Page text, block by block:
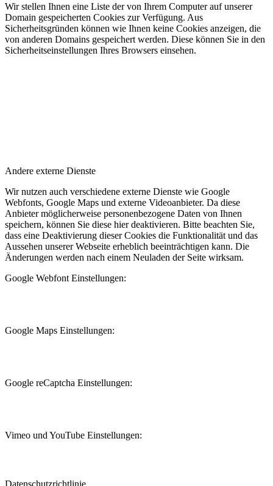
Wir stellen Ihnen eine Liste der von Ihrem Computer auf unserer
Domain gespeicherten Cookies zur Verfügung. Aus
Sicherheitsgründen können wie Ihnen keine Cookies anzeigen, die
von anderen Domains gespeichert werden. Diese können Sie in den
Sicherheitseinstellungen Ihres Browsers einsehen.
Andere externe Dienste
Wir nutzen auch verschiedene externe Dienste wie Google
Webfonts, Google Maps und externe Videoanbieter. Da diese
Anbieter möglicherweise personenbezogene Daten von Ihnen
speichern, können Sie diese hier deaktivieren. Bitte beachten Sie,
dass eine Deaktivierung dieser Cookies die Funktionalität und das
Aussehen unserer Webseite erheblich beeinträchtigen kann. Die
Änderungen werden nach einem Neuladen der Seite wirksam.
Google Webfont Einstellungen:
Google Maps Einstellungen:
Google reCaptcha Einstellungen:
Vimeo und YouTube Einstellungen:
Datenschutzrichtlinie